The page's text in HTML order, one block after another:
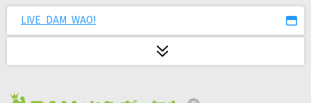
流星ヘブン
TAKE ME HIGHER
LIVE DAM WAO!